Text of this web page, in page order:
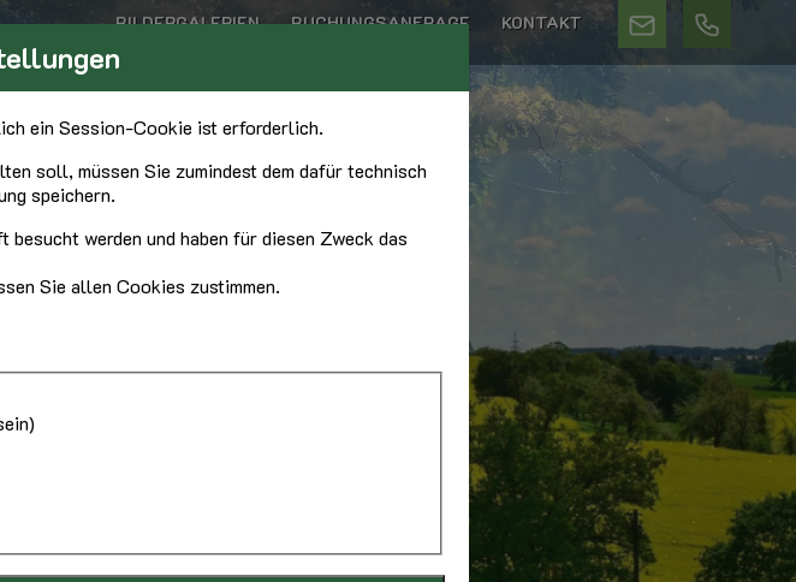
ein Session-Cookie ist erforderlich.
soll, müssen Sie zumindest dem dafür technisch
speichern.
werden und haben für diesen Zweck das
Sie allen Cookies zustimmen.
BILDERGALERIEN BUCHUNGSANFRAGE
KONTAKT
IMPRESSUM|DATENSCHUTZ